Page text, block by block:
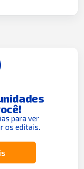
para ver
os editais.